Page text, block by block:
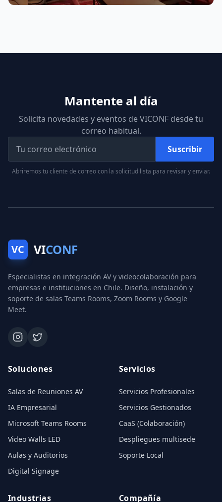
Mantente al día
Solicita novedades y eventos de VICONF desde tu
correo habitual.
Suscribir
Abriremos tu cliente de correo con la solicitud lista para revisar y enviar.
VC VICONF
Especialistas en integración AV y videocolaboración para
empresas e instituciones en Chile. Diseño, instalación y
soporte de salas Teams Rooms, Zoom Rooms y Google
Meet.
Soluciones
Salas de Reuniones AV
IA Empresarial
Microsoft Teams Rooms
Video Walls LED
Aulas y Auditorios
Digital Signage
Servicios
Servicios Profesionales
Servicios Gestionados
CaaS (Colaboración)
Despliegues multisede
Soporte Local
Industrias Compañía